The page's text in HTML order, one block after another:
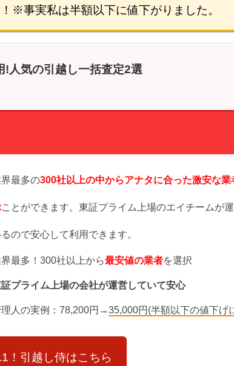
※事実私は半額以下に値下がりました。
人気の引越し一括査定2選
最多の300社以上の中からアナタに合った激安な業
ことができます。東証プライム上場のエイチームが
ので安心して利用できます。
最多！300社以上から最安値の業者を選択
プライム上場の会社が運営していて安心
人の実例：78,200円→35,000円(半額以下の値下げ
！引越し侍はこちら